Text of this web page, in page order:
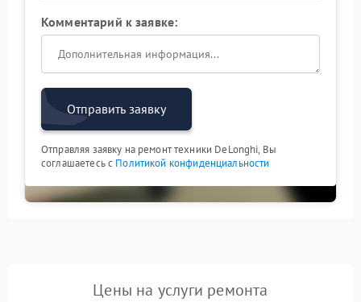
Комментарий к заявке:
Отправить заявку
Отправляя заявку на ремонт техники DeLonghi, Вы
соглашаетесь с Политикой конфиденциальности
Цены на услуги ремонта